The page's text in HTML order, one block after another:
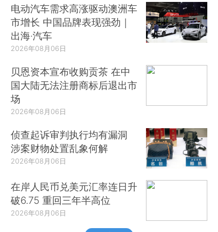
电动汽车需求高涨驱动澳洲车
市增长 中国品牌表现强劲｜
出海·汽车
2026年08月06日
贝恩资本宣布收购贡茶 在中
国大陆无法注册商标后退出市
场
2026年08月06日
侦查起诉审判执行均有漏洞
涉案财物处置乱象何解
2026年08月06日
在岸人民币兑美元汇率连日升
破6.75 重回三年半高位
2026年08月06日